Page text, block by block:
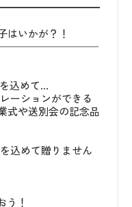
はいかが？！
込めて…
ションができる
や送別会の記念品
めて贈りません
！